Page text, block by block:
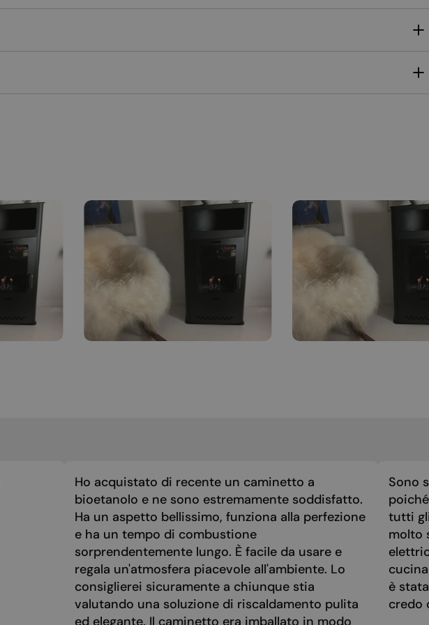
Ho acquistato di recente un caminetto a
bioetanolo e ne sono estremamente soddisfatto.
Ha un aspetto bellissimo, funziona alla perfezione
e ha un tempo di combustione
sorprendentemente lungo. È facile da usare e
regala un'atmosfera piacevole all'ambiente. Lo
consiglierei sicuramente a chiunque stia
valutando una soluzione di riscaldamento pulita
ed elegante. Il caminetto era imballato in modo
Sono
tutti
molto
è
credo
POLISH
ROMANIAN
UKRAINIAN